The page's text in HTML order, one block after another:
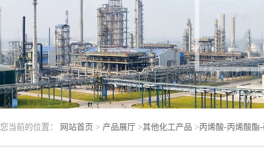
您当前的位置： 网站首页 > 产品展厅 >其他化工产品 >丙烯酸-丙烯酸酯